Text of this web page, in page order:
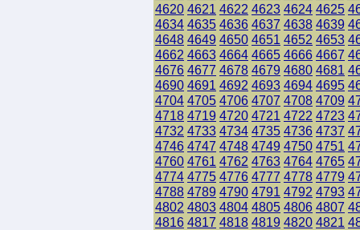
4620 4621 4622 4623 4624 4625
4634 4635 4636 4637 4638 4639
4648 4649 4650 4651 4652 4653
4662 4663 4664 4665 4666 4667
4676 4677 4678 4679 4680 4681
4690 4691 4692 4693 4694 4695
4704 4705 4706 4707 4708 4709
4718 4719 4720 4721 4722 4723
4732 4733 4734 4735 4736 4737
4746 4747 4748 4749 4750 4751
4760 4761 4762 4763 4764 4765
4774 4775 4776 4777 4778 4779
4788 4789 4790 4791 4792 4793
4802 4803 4804 4805 4806 4807
4816 4817 4818 4819 4820 4821